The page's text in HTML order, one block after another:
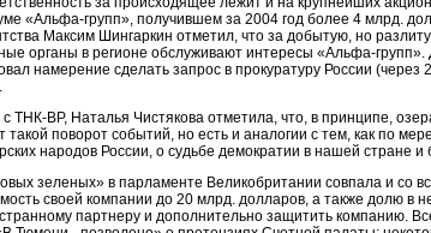
«Альфа-групп», получившем за 2004 год более 4 млрд.
Максим Шингаркин отметил, что за добытую, но
органы в регионе обслуживают интересы «Альфа-групп».
намерение сделать запрос в прокуратуру России
ТНК-ВР, Наталья Чистякова отметила, что, в принципе,
такой поворот событий, но есть и аналогии с тем, как по
народов России, о судьбе демократии в нашей стране и
зеленых» в парламенте Великобритании совпала и со
своей компании до 20 млрд. долларов, а также долю в
партнеру и дополнительно защитить компанию.